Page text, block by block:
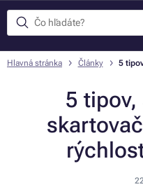
Hlavná stránka Články 5
5